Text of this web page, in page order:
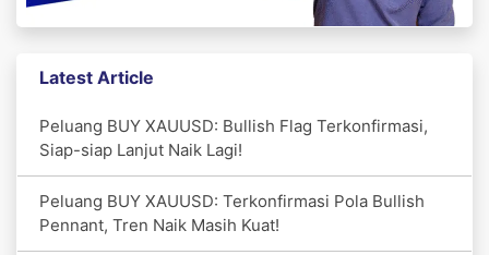
Latest Article
Peluang BUY XAUUSD: Bullish Flag Terkonfirmasi,
Siap-siap Lanjut Naik Lagi!
Peluang BUY XAUUSD: Terkonfirmasi Pola Bullish
Pennant, Tren Naik Masih Kuat!